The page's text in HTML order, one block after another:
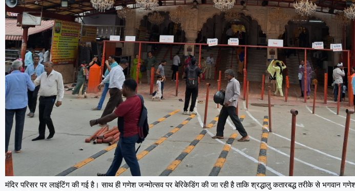
मंदिर परिसर पर लाइंटिंग की गई है। साथ ही गणेश जन्मोत्सव पर बेरिकेडिंग की जा रही है ताकि श्रद्धालु कतारबद्ध तरीके से भगवान